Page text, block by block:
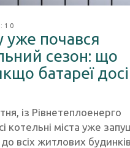
уже почався
сезон: що
батареї досі
із Рівнетеплоенерго
котельні міста уже
всіх житлових